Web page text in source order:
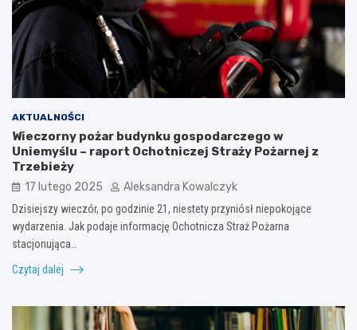
AKTUALNOŚCI
Wieczorny pożar budynku gospodarczego w
Uniemyślu – raport Ochotniczej Straży Pożarnej z
Trzebieży
17 lutego 2025 Aleksandra Kowalczyk
Dzisiejszy wieczór, po godzinie 21, niestety przyniósł niepokojące
wydarzenia. Jak podaje informację Ochotnicza Straż Pożarna
stacjonująca…
Czytaj dalej